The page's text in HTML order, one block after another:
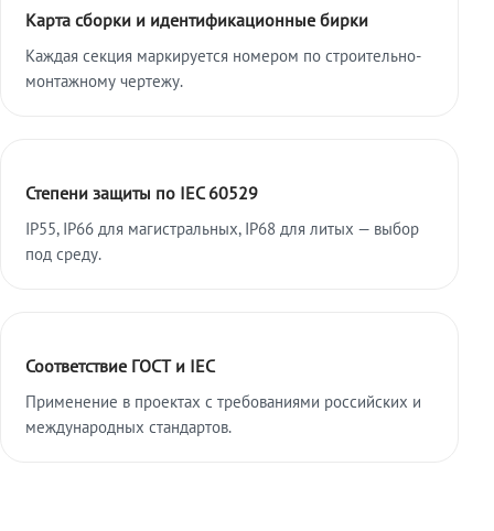
Карта сборки и идентификационные бирки
Каждая секция маркируется номером по строительно-
монтажному чертежу.
Степени защиты по IEC 60529
IP55, IP66 для магистральных, IP68 для литых — выбор
под среду.
Соответствие ГОСТ и IEC
Применение в проектах с требованиями российских и
международных стандартов.